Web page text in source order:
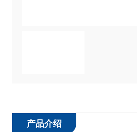
产品介绍